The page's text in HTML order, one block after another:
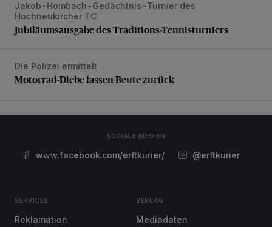
Jubiläumsausgabe des Traditions-Tennisturniers
Jakob-Hombach-Gedächtnis-Turnier des
Hochneukircher TC
Jubiläumsausgabe des Traditions-Tennisturniers
Motorrad-Diebe lassen Beute zurück
Die Polizei ermittelt
Motorrad-Diebe lassen Beute zurück
SOZIALE MEDIEN
www.facebook.com/erftkurier/ @erftkurier
SERVICES
Reklamation
VERLAG
Mediadaten